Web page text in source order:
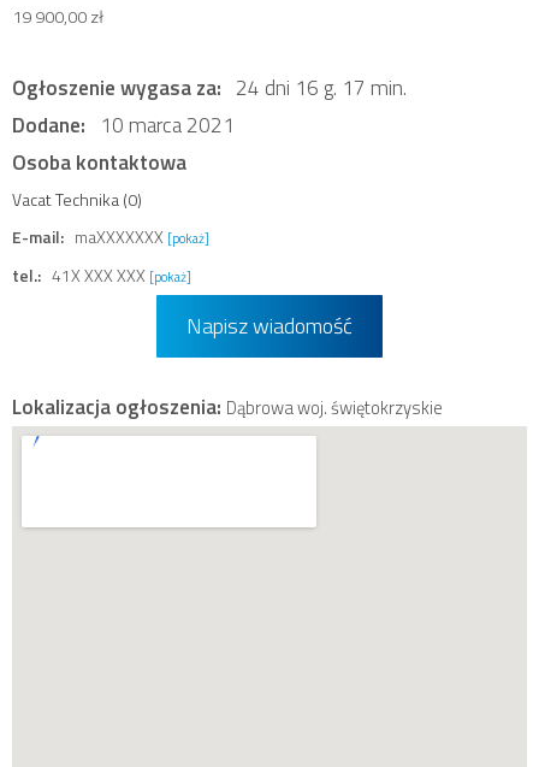
19 900,00 zł
Ogłoszenie wygasa za: 24 dni 16 g. 17 min.
Dodane: 10 marca 2021
Osoba kontaktowa
Vacat Technika (0)
E-mail: maXXXXXXX [pokaż]
tel.: 41X XXX XXX [pokaż]
Napisz wiadomość
Lokalizacja ogłoszenia: Dąbrowa woj. świętokrzyskie